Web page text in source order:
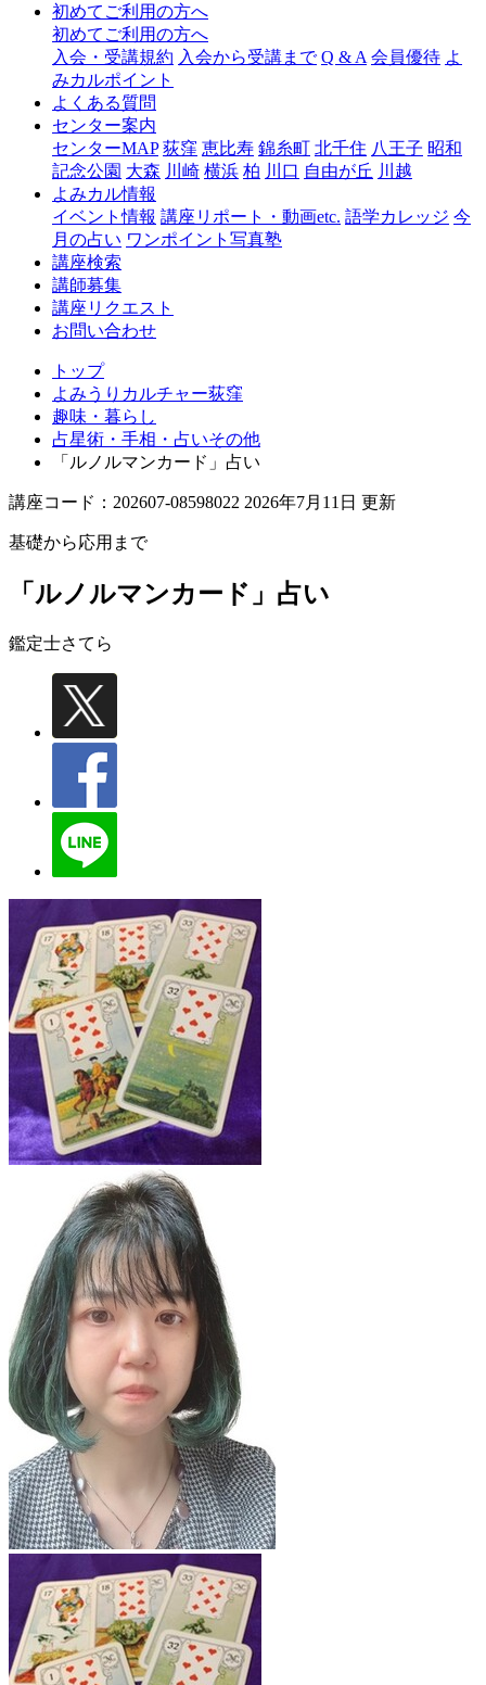
ャ
窪
初めてご利用の方へ
初めてご利用の方へ
入会・受講規約 入会から受講まで Q & A 会員優待 よ
みカルポイント
よくある質問
センター案内
センターMAP 荻窪 恵比寿 錦糸町 北千住 八王子 昭和
記念公園 大森 川崎 横浜 柏 川口 自由が丘 川越
よみカル情報
イベント情報 講座リポート・動画etc. 語学カレッジ 今
月の占い ワンポイント写真塾
講座検索
講師募集
講座リクエスト
お問い合わせ
トップ
よみうりカルチャー荻窪
趣味・暮らし
占星術・手相・占いその他
「ルノルマンカード」占い
講座コード：202607-08598022 2026年7月11日 更新
基礎から応用まで
「ルノルマンカード」占い
鑑定士さてら